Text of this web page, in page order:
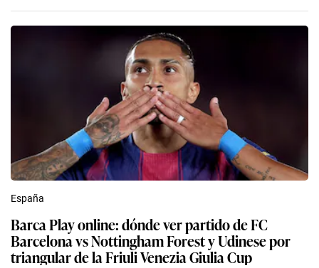
España
Barca Play online: dónde ver partido de FC
Barcelona vs Nottingham Forest y Udinese por
triangular de la Friuli Venezia Giulia Cup